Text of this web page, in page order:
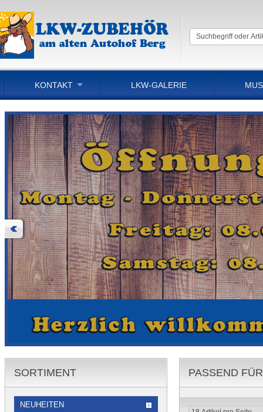
KONTAKT LKW-GALERIE
PASSEND
SORTIMENT
NEUHEITEN